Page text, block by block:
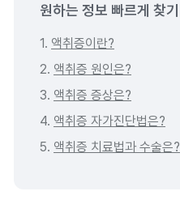
원하는 정보 빠르게 찾기
1. 액취증이란?
2. 액취증 원인은?
3. 액취증 증상은?
4. 액취증 자가진단법은?
5. 액취증 치료법과 수술은?